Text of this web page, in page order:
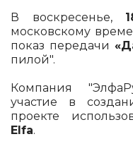
В воскресенье,
московскому
показ передачи
пилой".
Компания
участие в
проекте
Elfa.